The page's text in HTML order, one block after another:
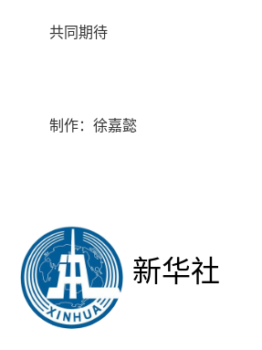
共同期待
制作：徐嘉懿
新华社